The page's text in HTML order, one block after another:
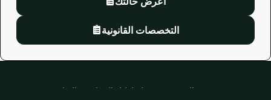
التخصصات القانونية
© جميع الحقوق محفوظة لدليل المحامين بالرياض.